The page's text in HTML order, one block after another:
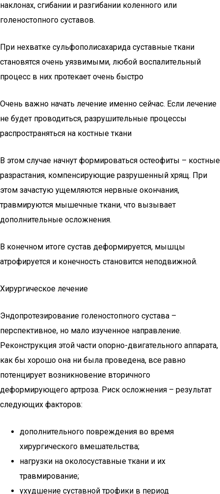
наклонах, сгибании и разгибании коленного или
голеностопного суставов.
При нехватке сульфополисахарида суставные ткани
становятся очень уязвимыми, любой воспалительный
процесс в них протекает очень быстро
Очень важно начать лечение именно сейчас. Если лечение
не будет проводиться, разрушительные процессы
распространяться на костные ткани
В этом случае начнут формироваться остеофиты – костные
разрастания, компенсирующие разрушенный хрящ. При
этом зачастую ущемляются нервные окончания,
травмируются мышечные ткани, что вызывает
дополнительные осложнения.
В конечном итоге сустав деформируется, мышцы
атрофируется и конечность становится неподвижной.
Хирургическое лечение
Эндопротезирование голеностопного сустава –
перспективное, но мало изученное направление.
Реконструкция этой части опорно-двигательного аппарата,
как бы хорошо она ни была проведена, все равно
потенцирует возникновение вторичного
деформирующего артроза. Риск осложнения – результат
следующих факторов:
дополнительного повреждения во время
хирургического вмешательства;
нагрузки на околосуставные ткани и их
травмирование;
ухудшение суставной трофики в период